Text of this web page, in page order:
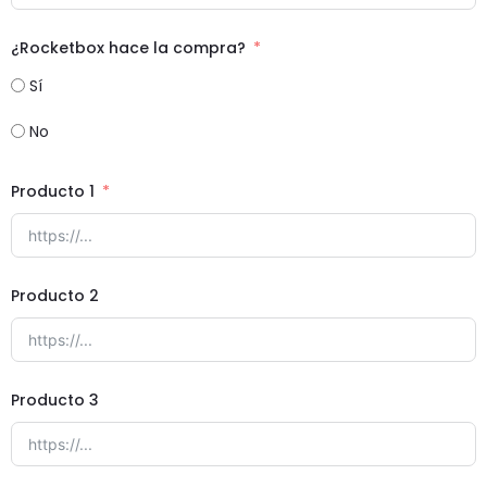
¿Rocketbox hace la compra?
Sí
No
Producto 1
Producto 2
Producto 3